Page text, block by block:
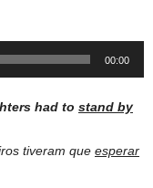
00:00
had to stand by
tiveram que esperar